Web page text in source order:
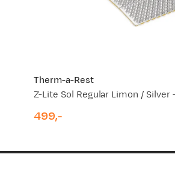
Therm-a-Rest
499,-